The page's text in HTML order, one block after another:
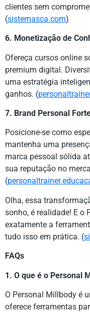
clientes sem
(sistemasca.com)
6. Monetização de
Ofereça cursos online
premium digital.
uma estratégia
ganhos. (
7. Brand Personal
Posicione-se como
mantenha uma
marca pessoal sólida
sua reputação no
(
Olha, essa
sonho, é realidade! E o
exatamente a
tudo isso em prática. (
FAQs
1. O que é o Personal
O Personal Millbody é
oferece ferramentas